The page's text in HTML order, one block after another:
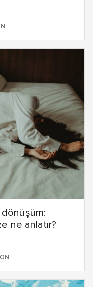
ne anlatır?